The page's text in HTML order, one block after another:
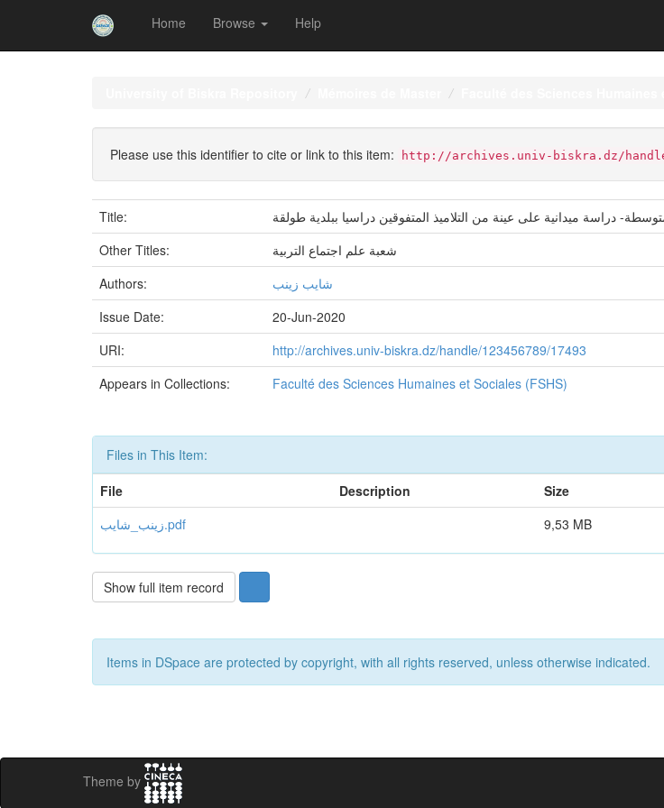
Home Browse Help
Please use this identifier to cite or link to this item: http://archives.univ-biskra.dz/handle/
Title:
دراسة ميدانية على عينة من التلاميذ المتفوقين دراسيا ببلدية طولقة
Other Titles:
شعبة علم اجتماع التربية
Authors:
شايب زينب
Issue Date:
20-Jun-2020
URI:
http://archives.univ-biskra.dz/handle/123456789/17493
Appears in Collections:
Faculté des Sciences Humaines et Sociales (FSHS)
Files in This Item:
File
Description Size
زينب_شايب.pdf
9,53 MB
Show full item record
Items in DSpace are protected by copyright, with all rights reserved, unless otherwise indicated.
Theme by